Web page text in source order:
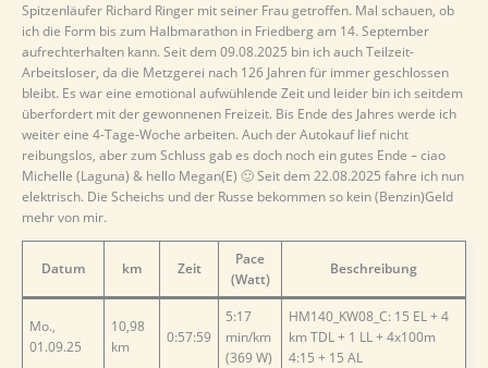
Spitzenläufer Richard Ringer mit seiner Frau getroffen. Mal schauen, ob
ich die Form bis zum Halbmarathon in Friedberg am 14. September
aufrechterhalten kann. Seit dem 09.08.2025 bin ich auch Teilzeit-
Arbeitsloser, da die Metzgerei nach 126 Jahren für immer geschlossen
bleibt. Es war eine emotional aufwühlende Zeit und leider bin ich seitdem
überfordert mit der gewonnenen Freizeit. Bis Ende des Jahres werde ich
weiter eine 4-Tage-Woche arbeiten. Auch der Autokauf lief nicht
reibungslos, aber zum Schluss gab es doch noch ein gutes Ende – ciao
Michelle (Laguna) & hello Megan(E) 🙂 Seit dem 22.08.2025 fahre ich nun
elektrisch. Die Scheichs und der Russe bekommen so kein (Benzin)Geld
mehr von mir.
Datum km Zeit
Pace
(Watt)
Beschreibung
Mo.,
01.09.25
10,98
km
0:57:59
5:17
min/km
(369 W)
HM140_KW08_C: 15 EL + 4
km TDL + 1 LL + 4x100m
4:15 + 15 AL